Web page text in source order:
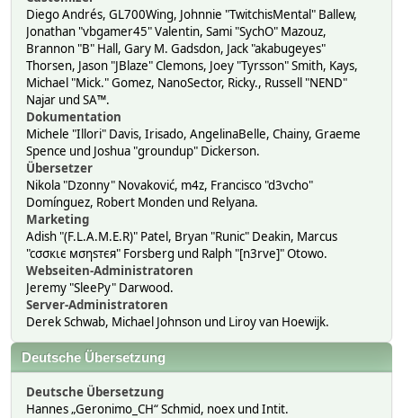
Diego Andrés, GL700Wing, Johnnie "TwitchisMental" Ballew,
Jonathan "vbgamer45" Valentin, Sami "SychO" Mazouz,
Brannon "B" Hall, Gary M. Gadsdon, Jack "akabugeyes"
Thorsen, Jason "JBlaze" Clemons, Joey "Tyrsson" Smith, Kays,
Michael "Mick." Gomez, NanoSector, Ricky., Russell "NEND"
Najar und SA™.
Dokumentation
Michele "Illori" Davis, Irisado, AngelinaBelle, Chainy, Graeme
Spence und Joshua "groundup" Dickerson.
Übersetzer
Nikola "Dzonny" Novaković, m4z, Francisco "d3vcho"
Domínguez, Robert Monden und Relyana.
Marketing
Adish "(F.L.A.M.E.R)" Patel, Bryan "Runic" Deakin, Marcus
"cσσкιє мσηѕтєя" Forsberg und Ralph "[n3rve]" Otowo.
Webseiten-Administratoren
Jeremy "SleePy" Darwood.
Server-Administratoren
Derek Schwab, Michael Johnson und Liroy van Hoewijk.
Deutsche Übersetzung
Deutsche Übersetzung
Hannes „Geronimo_CH“ Schmid, noex und Intit.